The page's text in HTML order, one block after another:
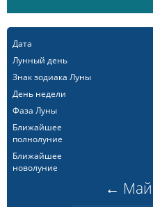
Дата
Лунный день
Знак зодиака Луны
День недели
Фаза Луны
Ближайшее
полнолуние
Ближайшее
новолуние
← Май